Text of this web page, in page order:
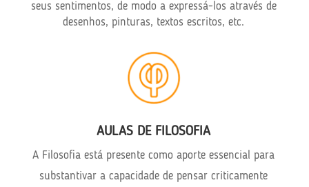
seus sentimentos, de modo a expressá-los através de
desenhos, pinturas, textos escritos, etc.
AULAS DE FILOSOFIA
A Filosofia está presente como aporte essencial para
substantivar a capacidade de pensar criticamente